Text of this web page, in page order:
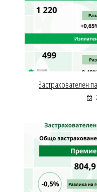
Застрахователен